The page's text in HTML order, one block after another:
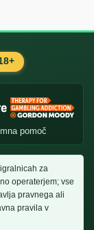
pomoč
za
operaterjem; vse
pravnega ali
pravila v